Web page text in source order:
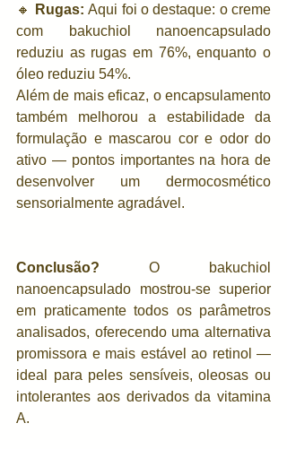
🔸
Rugas: Aqui foi o destaque: o creme
com bakuchiol nanoencapsulado
reduziu as rugas em 76%, enquanto o
óleo reduziu 54%.
Além de mais eficaz, o encapsulamento
também melhorou a estabilidade da
formulação e mascarou cor e odor do
ativo — pontos importantes na hora de
desenvolver um dermocosmético
sensorialmente agradável.
Conclusão? O bakuchiol
nanoencapsulado mostrou-se superior
em praticamente todos os parâmetros
analisados, oferecendo uma alternativa
promissora e mais estável ao retinol —
ideal para peles sensíveis, oleosas ou
intolerantes aos derivados da vitamina
A.